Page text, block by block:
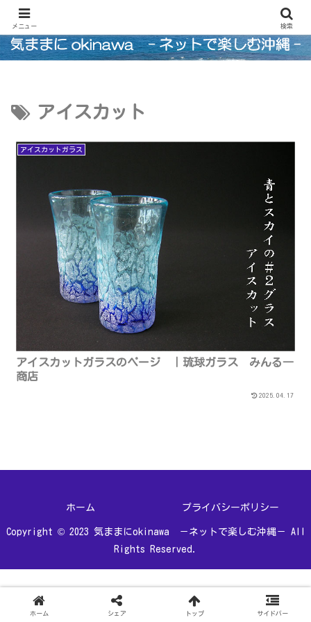
アイスカット
アイスカットガラス
アイスカットガラスのページ ｜琉球ガラス みんる―
商店
2025.04.17
ホーム プライバシーポリシー
Copyright © 2023 気ままにokinawa －ネットで楽しむ沖縄－ All
Rights Reserved.
メニュー 検索
ホーム シェア トップ サイドバー